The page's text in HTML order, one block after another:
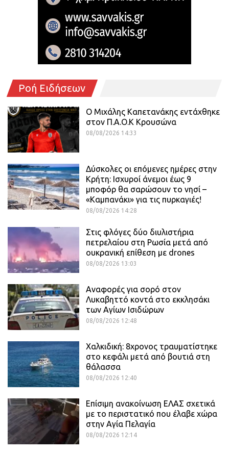
Ροή Ειδήσεων
O Mιχάλης Καπετανάκης εντάχθηκε
στον Π.Α.Ο.Κ Κρουσώνα
08/08/2026 14:33
Δύσκολες οι επόμενες ημέρες στην
Κρήτη: Ισχυροί άνεμοι έως 9
μποφόρ θα σαρώσουν το νησί –
«Καμπανάκι» για τις πυρκαγιές!
08/08/2026 14:28
Στις φλόγες δύο διυλιστήρια
πετρελαίου στη Ρωσία μετά από
ουκρανική επίθεση με drones
08/08/2026 13:03
Αναφορές για σορό στον
Λυκαβηττό κοντά στο εκκλησάκι
των Αγίων Ισιδώρων
08/08/2026 12:48
Χαλκιδική: 8χρονος τραυματίστηκε
στο κεφάλι μετά από βουτιά στη
θάλασσα
08/08/2026 12:40
Επίσιμη ανακοίνωση ΕΛΑΣ σχετικά
με το περιστατικό που έλαβε χώρα
στην Αγία Πελαγία
08/08/2026 12:14